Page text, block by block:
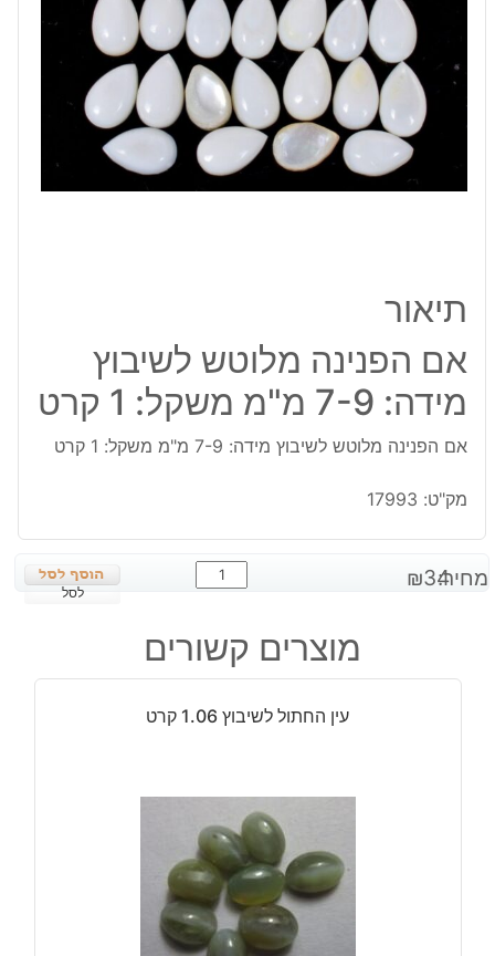
תיאור
אם הפנינה מלוטש לשיבוץ
מידה: 7-9 מ"מ משקל: 1 קרט
אם הפנינה מלוטש לשיבוץ מידה: 7-9 מ"מ משקל: 1 קרט
מק"ט: 17993
מחיר: ₪34
כמות
של
הפנינה
מלוטש
מידה:
משקל:
1
קרט
לסל
מוצרים קשורים
עין החתול לשיבוץ 1.06 קרט